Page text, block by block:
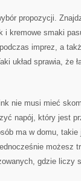
propozycji.
i kremowe smaki
imprez, a
układ sprawia, że
nie musi mieć
napój, który jest
ma w domu,
możesz
gdzie liczy